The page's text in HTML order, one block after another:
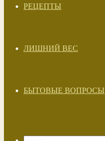
РЕЦЕПТЫ
ЛИШНИЙ ВЕС
БЫТОВЫЕ ВОПРОСЫ